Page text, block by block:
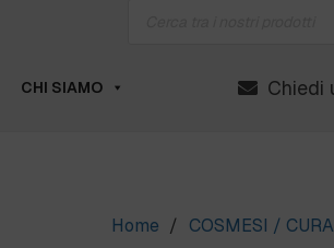
CHI SIAMO Chiedi
Home / COSMESI /